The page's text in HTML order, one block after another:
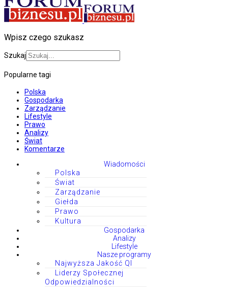
Wpisz czego szukasz
Szukaj
Popularne tagi
Polska
Gospodarka
Zarządzanie
Lifestyle
Prawo
Analizy
Świat
Komentarze
Wiadomości
Polska
Świat
Zarządzanie
Giełda
Prawo
Kultura
Gospodarka
Analizy
Lifestyle
Nasze programy
Najwyższa Jakość QI
Liderzy Społecznej
Odpowiedzialności